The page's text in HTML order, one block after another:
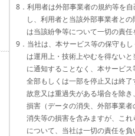
8．利用者は外部事業者の規約等を
し、利用者と当該外部事業者と
は当該紛争等について一切の責任
9．当社は、本サービス等の保守も
は運用上・技術上やむを得ない
に通知することなく、本サービ
全部もしくは一部を停止又は終
故意又は重過失がある場合を除
損害（データの消失、外部事業
消失等の損害を含みますが、こ
について、当社は一切の責任を負